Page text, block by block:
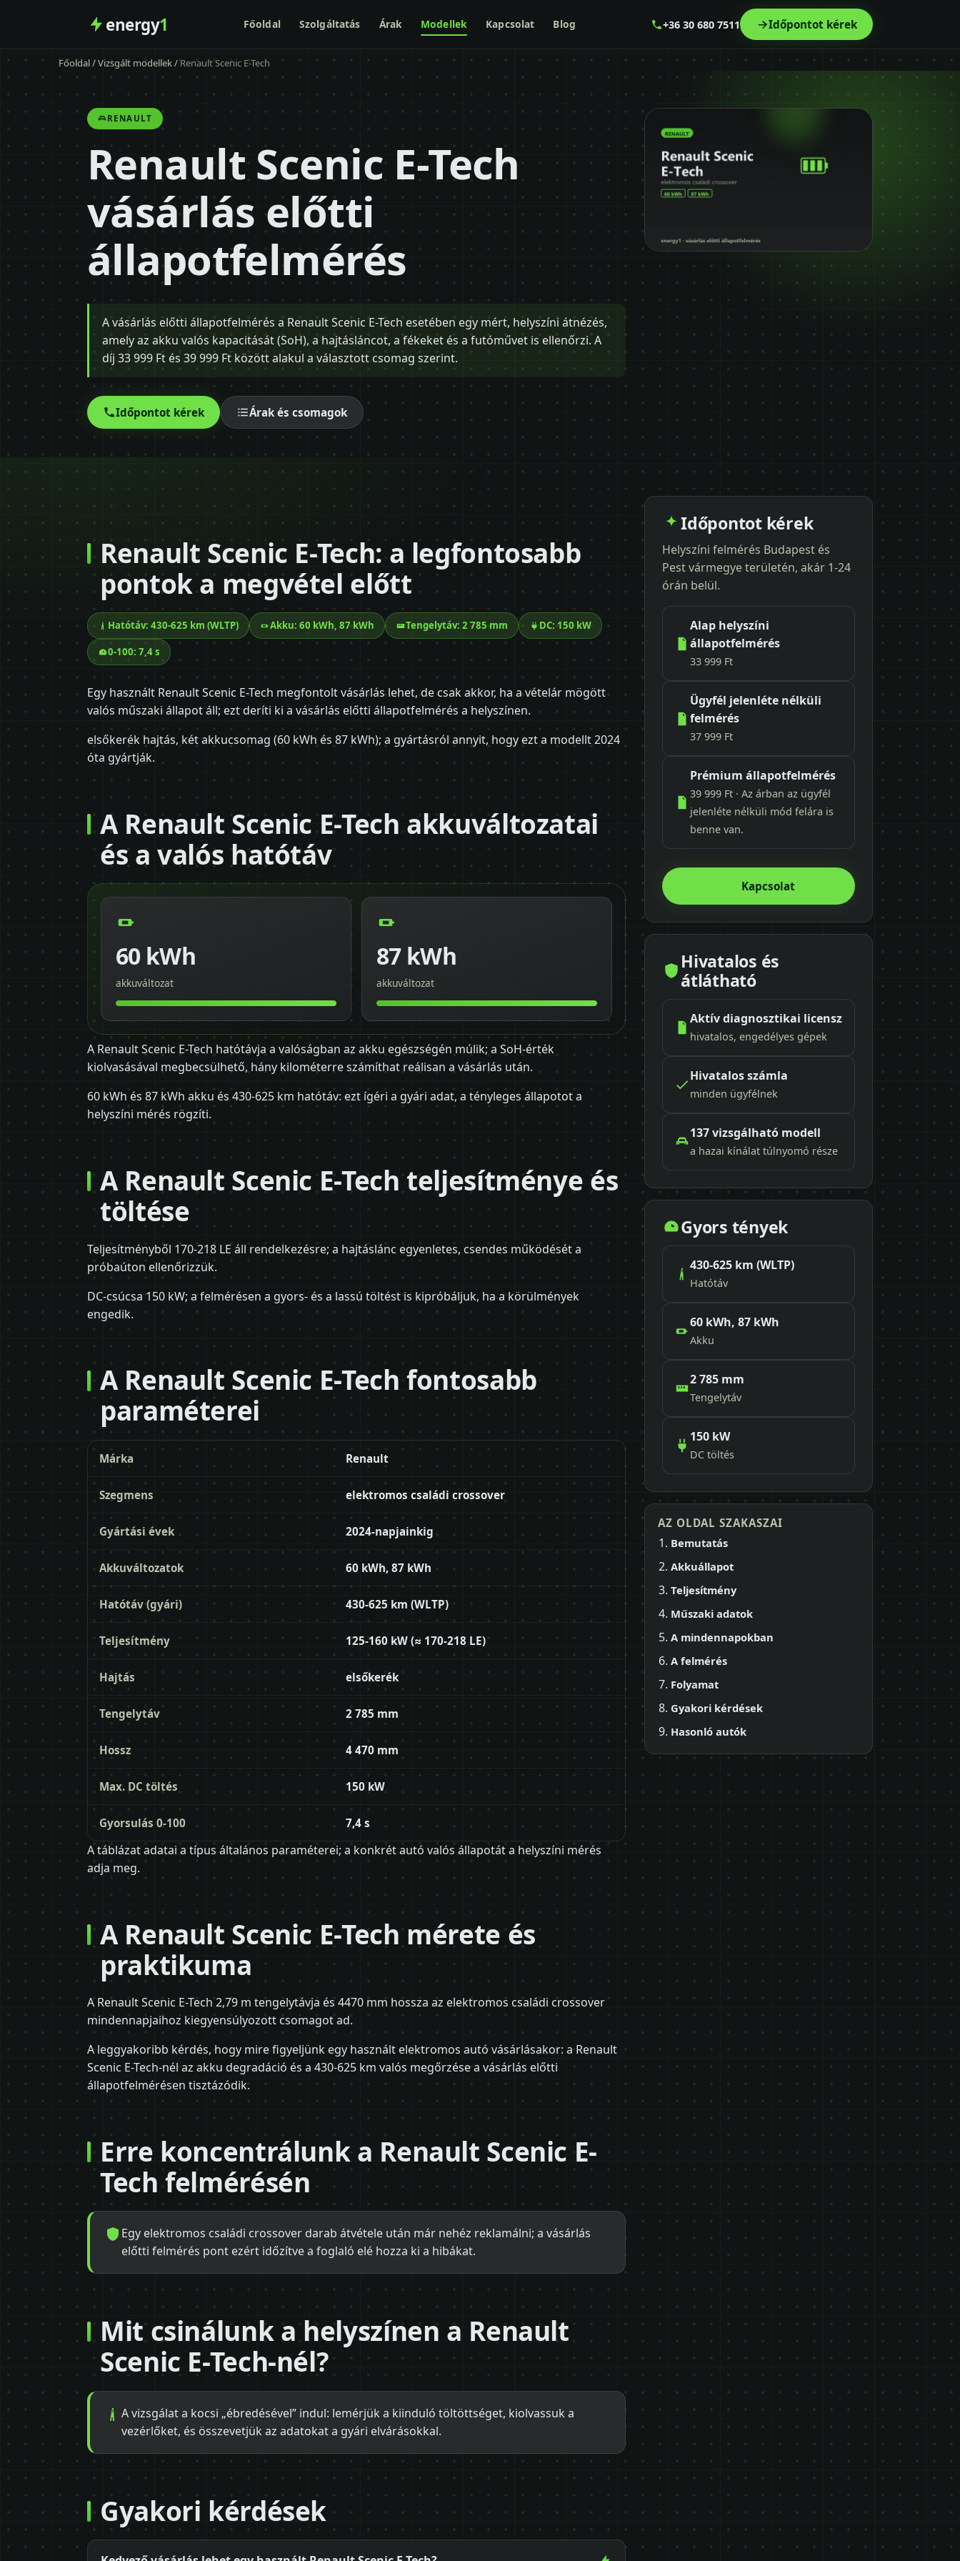
energy1 Főoldal Szolgáltatás Árak Modellek Kapcsolat Blog +36 30 680 7511 Időpontot kérek
Főoldal/Vizsgált modellek/Renault Scenic E-Tech
RENAULT
Renault Scenic E-Tech
vásárlás előtti
állapotfelmérés
A vásárlás előtti állapotfelmérés a Renault Scenic E-Tech esetében egy mért, helyszíni átnézés,
amely az akku valós kapacitását (SoH), a hajtásláncot, a fékeket és a futóművet is ellenőrzi. A
díj 33 999 Ft és 39 999 Ft között alakul a választott csomag szerint.
Időpontot kérek Árak és csomagok
Renault Scenic E-Tech: a legfontosabb
pontok a megvétel előtt
Hatótáv: 430-625 km (WLTP) Akku: 60 kWh, 87 kWh Tengelytáv: 2 785 mm DC: 150 kW
0-100: 7,4 s
Egy használt Renault Scenic E-Tech megfontolt vásárlás lehet, de csak akkor, ha a vételár mögött
valós műszaki állapot áll; ezt deríti ki a vásárlás előtti állapotfelmérés a helyszínen.
elsőkerék hajtás, két akkucsomag (60 kWh és 87 kWh); a gyártásról annyit, hogy ezt a modellt 2024
óta gyártják.
A Renault Scenic E-Tech akkuváltozatai
és a valós hatótáv
60 kWh
akkuváltozat
87 kWh
akkuváltozat
A Renault Scenic E-Tech hatótávja a valóságban az akku egészségén múlik; a SoH-érték
kiolvasásával megbecsülhető, hány kilométerre számíthat reálisan a vásárlás után.
60 kWh és 87 kWh akku és 430-625 km hatótáv: ezt ígéri a gyári adat, a tényleges állapotot a
helyszíni mérés rögzíti.
A Renault Scenic E-Tech teljesítménye és
töltése
Teljesítményből 170-218 LE áll rendelkezésre; a hajtáslánc egyenletes, csendes működését a
próbaúton ellenőrizzük.
DC-csúcsa 150 kW; a felmérésen a gyors- és a lassú töltést is kipróbáljuk, ha a körülmények
engedik.
A Renault Scenic E-Tech fontosabb
paraméterei
Márka Renault
Szegmens elektromos családi crossover
Gyártási évek 2024-napjainkig
Akkuváltozatok 60 kWh, 87 kWh
Hatótáv (gyári) 430-625 km (WLTP)
Teljesítmény 125-160 kW (≈ 170-218 LE)
Hajtás elsőkerék
Tengelytáv 2 785 mm
Hossz 4 470 mm
Max. DC töltés 150 kW
Gyorsulás 0-100 7,4 s
A táblázat adatai a típus általános paraméterei; a konkrét autó valós állapotát a helyszíni mérés
adja meg.
A Renault Scenic E-Tech mérete és
praktikuma
A Renault Scenic E-Tech 2,79 m tengelytávja és 4470 mm hossza az elektromos családi crossover
mindennapjaihoz kiegyensúlyozott csomagot ad.
A leggyakoribb kérdés, hogy mire figyeljünk egy használt elektromos autó vásárlásakor: a Renault
Scenic E-Tech-nél az akku degradáció és a 430-625 km valós megőrzése a vásárlás előtti
állapotfelmérésen tisztázódik.
Erre koncentrálunk a Renault Scenic E-
Tech felmérésén
Egy elektromos családi crossover darab átvétele után már nehéz reklamálni; a vásárlás
előtti felmérés pont ezért időzítve a foglaló elé hozza ki a hibákat.
Mit csinálunk a helyszínen a Renault
Scenic E-Tech-nél?
A vizsgálat a kocsi „ébredésével” indul: lemérjük a kiinduló töltöttséget, kiolvassuk a
vezérlőket, és összevetjük az adatokat a gyári elvárásokkal.
Gyakori kérdések
Időpontot kérek
Helyszíni felmérés Budapest és
Pest vármegye területén, akár 1-24
órán belül.
Alap helyszíni
állapotfelmérés
33 999 Ft
Ügyfél jelenléte nélküli
felmérés
37 999 Ft
Prémium állapotfelmérés
39 999 Ft · Az árban az ügyfél
jelenléte nélküli mód felára is
benne van.
Kapcsolat
Hivatalos és
átlátható
Aktív diagnosztikai licensz
hivatalos, engedélyes gépek
Hivatalos számla
minden ügyfélnek
137 vizsgálható modell
a hazai kínálat túlnyomó része
Gyors tények
430-625 km (WLTP)
Hatótáv
60 kWh, 87 kWh
Akku
2 785 mm
Tengelytáv
150 kW
DC töltés
AZ OLDAL SZAKASZAI
Bemutatás
Akkuállapot
Teljesítmény
Műszaki adatok
A mindennapokban
A felmérés
Folyamat
Gyakori kérdések
Hasonló autók